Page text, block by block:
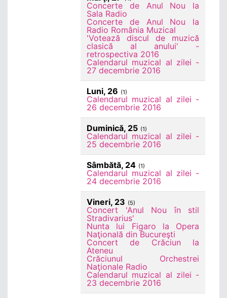
Concerte de Anul Nou la
Sala Radio
Concerte de Anul Nou la
Radio România Muzical
'Votează discul de muzică
clasică al anului' -
retrospectiva 2016
Calendarul muzical al zilei -
27 decembrie 2016
Luni, 26 (1)
Calendarul muzical al zilei -
26 decembrie 2016
Duminică, 25 (1)
Calendarul muzical al zilei -
25 decembrie 2016
Sâmbătă, 24 (1)
Calendarul muzical al zilei -
24 decembrie 2016
Vineri, 23 (5)
Concert 'Anul Nou în stil
Stradivarius'
Nunta lui Figaro la Opera
Naţională din Bucureşti
Concert de Crăciun la
Ateneu
Crăciunul Orchestrei
Naţionale Radio
Calendarul muzical al zilei -
23 decembrie 2016